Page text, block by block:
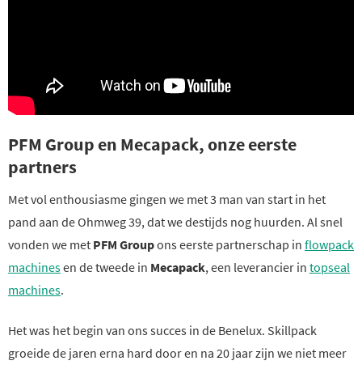
PFM Group en Mecapack, onze eerste
partners
Met vol enthousiasme gingen we met 3 man van start in het
pand aan de Ohmweg 39, dat we destijds nog huurden. Al snel
vonden we met PFM Groupons eerste partnerschap in flowpack
machinesen de tweede in Mecapack, een leverancier in topseal
machines.
Het was het begin van ons succes in de Benelux. Skillpack
groeide de jaren erna hard door en na 20 jaar zijn we niet meer